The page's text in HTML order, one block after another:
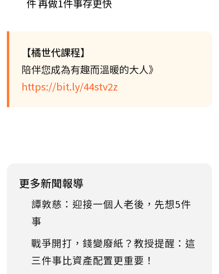
件 再做1件事存更快
【橘世代課程】
陪伴您成為有趣而溫暖的大人》
https://bit.ly/44stv2z
更多新聞報導
譚敦慈：迎接一個人老後，先想5件
事
戰爭開打，錢變廢紙？教授提醒：這
三件事比資產配置更重要！